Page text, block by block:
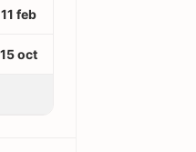
11 feb
15 oct